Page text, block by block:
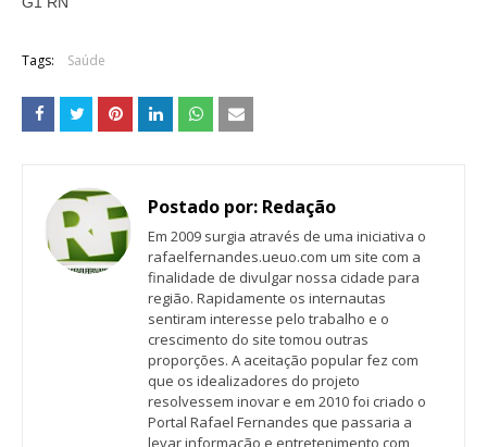
Tags: Saúde
Postado por: Redação
Em 2009 surgia através de uma iniciativa o
rafaelfernandes.ueuo.com um site com a
finalidade de divulgar nossa cidade para
região. Rapidamente os internautas
sentiram interesse pelo trabalho e o
crescimento do site tomou outras
proporções. A aceitação popular fez com
que os idealizadores do projeto
resolvessem inovar e em 2010 foi criado o
Portal Rafael Fernandes que passaria a